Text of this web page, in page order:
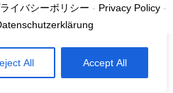
and analyze our traffic. By
to our use of cookies.
All Accept All
イバシーポリシー - Privacy Policy -